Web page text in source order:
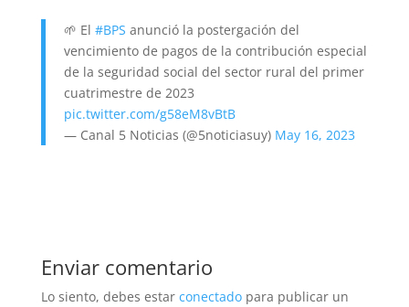
🌱 El #BPS anunció la postergación del
vencimiento de pagos de la contribución especial
de la seguridad social del sector rural del primer
cuatrimestre de 2023
pic.twitter.com/g58eM8vBtB
— Canal 5 Noticias (@5noticiasuy) May 16, 2023
Enviar comentario
Lo siento, debes estar conectadopara publicar un